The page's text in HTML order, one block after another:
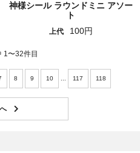
神様シール ラウンドミニ アソー
ト
上代 100円
1〜32件目
8 9 10 117 118